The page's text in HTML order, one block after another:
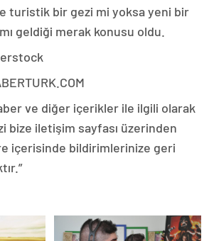
turistik bir gezi mi yoksa yeni bir
geldiği merak konusu oldu.
ve diğer içerikler ile ilgili olarak
bize iletişim sayfası üzerinden
içerisinde bildirimlerinize geri